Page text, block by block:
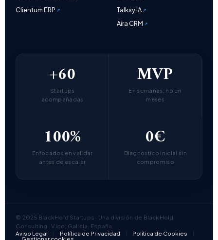
Clientum ERP
Talksy IA
Aira CRM
+60
Startups
acompañadas
MVP
En semanas, no en
meses
100%
Enfocados en validar
antes de escalar
0€
Diagnóstico inicial sin
compromiso
© 2025 BlackHold Startups · Una división de BlackHold
Consulting · Vigo, Galicia, España
Aviso Legal
Política de Privacidad Política de Cookies